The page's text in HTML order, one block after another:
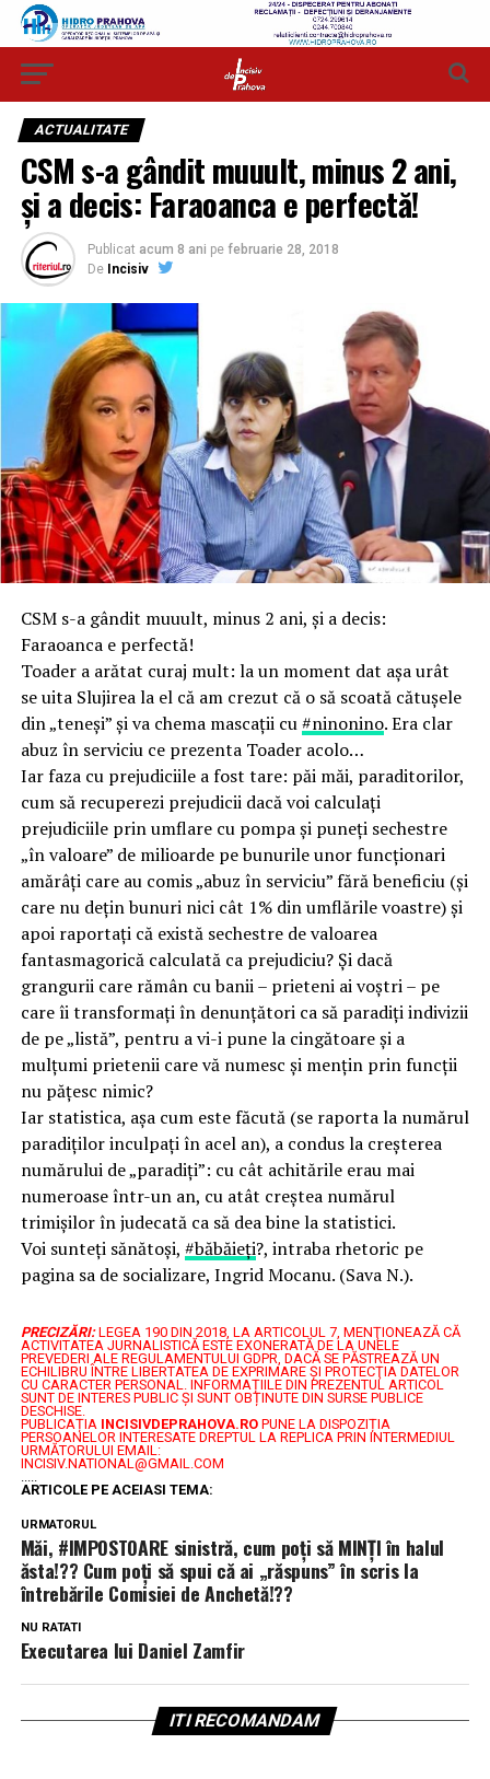
ACTUALITATE
CSM s-a gândit muuult, minus 2 ani,
şi a decis: Faraoanca e perfectă!
Publicat acum 8 ani pe februarie 28, 2018
De Incisiv
CSM s-a gândit muuult, minus 2 ani, şi a decis:
Faraoanca e perfectă!
Toader a arătat curaj mult: la un moment dat aşa urât
se uita Slujirea la el că am crezut că o să scoată cătuşele
din „teneşi” şi va chema mascaţii cu#ninonino. Era clar
abuz în serviciu ce prezenta Toader acolo…
Iar faza cu prejudiciile a fost tare: păi măi, paraditorilor,
cum să recuperezi prejudicii dacă voi calculaţi
prejudiciile prin umflare cu pompa şi puneţi sechestre
„în valoare” de milioarde pe bunurile unor funcţionari
amărâţi care au comis „abuz în serviciu” fără beneficiu (şi
care nu deţin bunuri nici cât 1% din umflările voastre) şi
apoi raportaţi că există sechestre de valoarea
fantasmagorică calculată ca prejudiciu? Şi dacă
grangurii care rămân cu banii – prieteni ai voştri – pe
care îi transformaţi în denunţători ca să paradiţi indivizii
de pe „listă”, pentru a vi-i pune la cingătoare şi a
mulţumi prietenii care vă numesc şi menţin prin funcţii
nu păţesc nimic?
Iar statistica, aşa cum este făcută (se raporta la numărul
paradiţilor inculpaţi în acel an), a condus la creşterea
numărului de „paradiţi”: cu cât achitările erau mai
numeroase într-un an, cu atât creştea numărul
trimişilor în judecată ca să dea bine la statistici.
Voi sunteţi sănătoşi, #băbăieţi?, intraba rhetoric pe
pagina sa de socializare, Ingrid Mocanu. (Sava N.).
PRECIZĂRI: LEGEA 190 DIN 2018, LA ARTICOLUL 7, MENŢIONEAZĂ CĂ
ACTIVITATEA JURNALISTICĂ ESTE EXONERATĂ DE LA UNELE
PREVEDERI ALE REGULAMENTULUI GDPR, DACĂ SE PĂSTREAZĂ UN
ECHILIBRU ÎNTRE LIBERTATEA DE EXPRIMARE ŞI PROTECŢIA DATELOR
CU CARACTER PERSONAL. INFORMAȚIILE DIN PREZENTUL ARTICOL
SUNT DE INTERES PUBLIC ȘI SUNT OBȚINUTE DIN SURSE PUBLICE
DESCHISE.
PUBLICAȚIA INCISIVDEPRAHOVA.ROPUNE LA DISPOZIȚIA
PERSOANELOR INTERESATE DREPTUL LA REPLICA PRIN INTERMEDIUL
URMĂTORULUI EMAIL:
INCISIV.NATIONAL@GMAIL.COM
.....
ARTICOLE PE ACEIASI TEMA:
URMATORUL
Măi, #IMPOSTOARE sinistră, cum poți să MINȚI în halul
ăsta!?? Cum poți să spui că ai „răspuns” în scris la
întrebările Comisiei de Anchetă!??
NU RATATI
Executarea lui Daniel Zamfir
ITI RECOMANDAM